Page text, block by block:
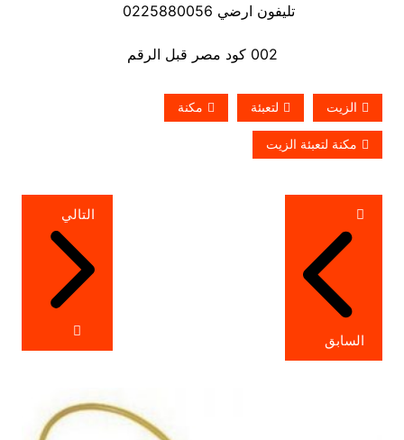
تليفون ارضي 0225880056
002 كود مصر قبل الرقم
الزيت لتعبئة مكنة
مكنة لتعبئة الزيت
تصفّح
المقالات
السابق
التالي